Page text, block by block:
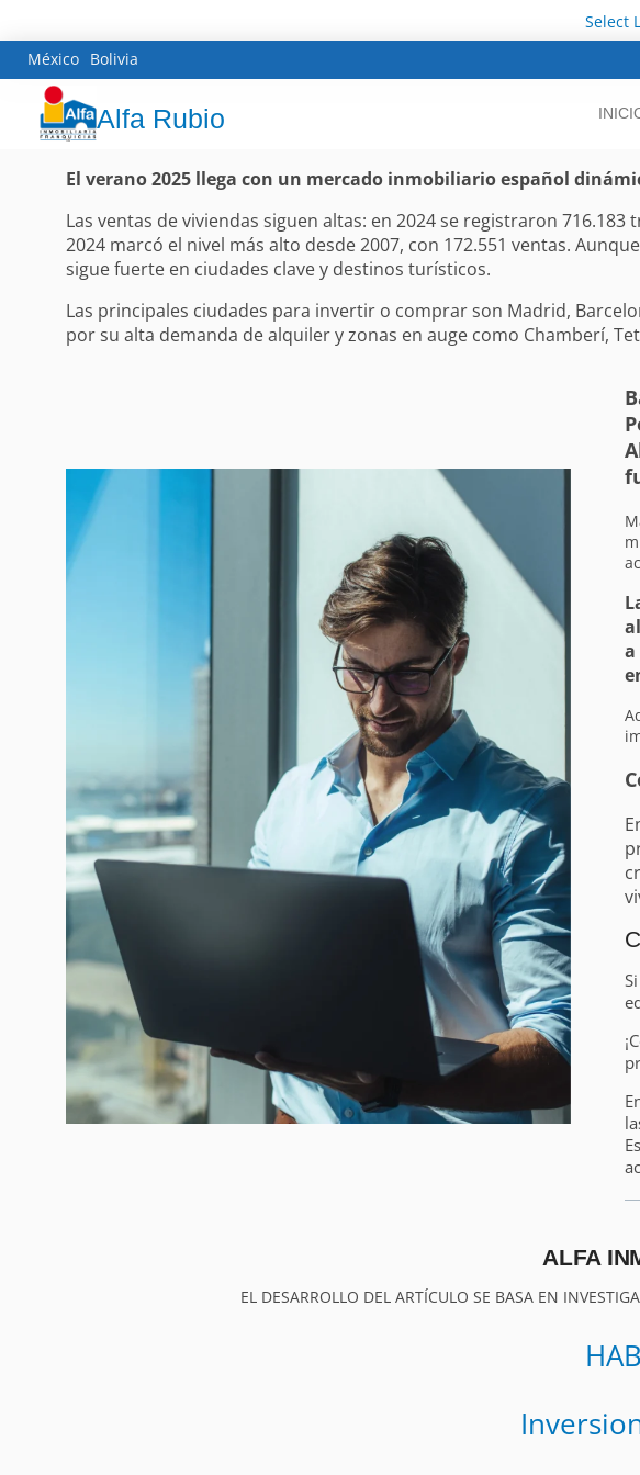
Select
México Bolivia
Alfa Rubio
El verano 2025 llega con un mercado inmobiliario español
Las ventas de viviendas siguen altas: en 2024 se registraron
2024 marcó el nivel más alto desde 2007, con 172.551 ventas.
sigue fuerte en ciudades clave y destinos turísticos.
Las principales ciudades para invertir o comprar son Madrid,
por su alta demanda de alquiler y zonas en auge como Chamberí,
a
ALFA
EL DESARROLLO DEL ARTÍCULO SE BASA EN